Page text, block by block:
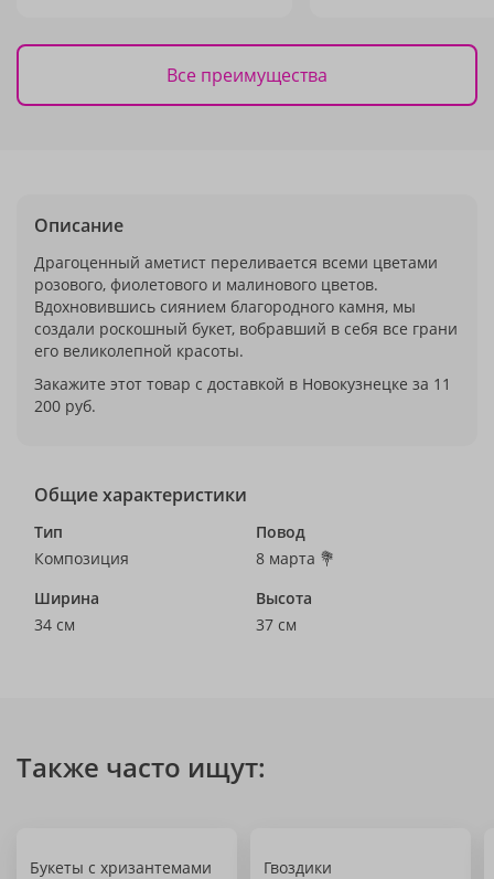
Все преимущества
Описание
Драгоценный аметист переливается всеми цветами
розового, фиолетового и малинового цветов.
Вдохновившись сиянием благородного камня, мы
создали роскошный букет, вобравший в себя все грани
его великолепной красоты.
Закажите этот товар с доставкой в Новокузнецке за 11
200 руб.
Общие характеристики
Тип
Композиция
Повод
8 марта 💐
Ширина
34 см
Высота
37 см
Также часто ищут:
Букеты с хризантемами Гвоздики